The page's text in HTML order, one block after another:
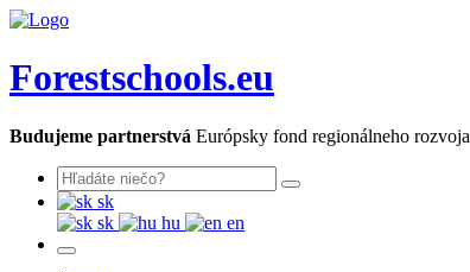
Forestschools.eu
Budujeme partnerstvá Európsky fond regionálneho rozvoja
sk
sk
hu en